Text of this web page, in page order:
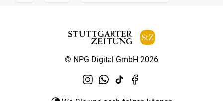
© NPG Digital GmbH 2026